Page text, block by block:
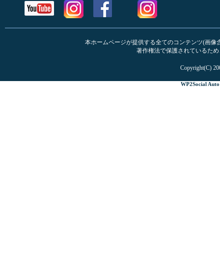
本ホームページが提供する全てのコンテンツ(画
著作権法で保護されているた
Copyright(C)
WP2Social